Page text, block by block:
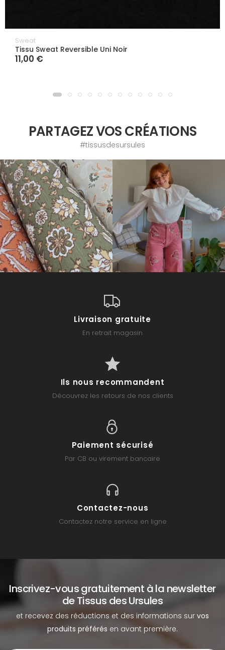
Sweat
Tissu Sweat Reversible Uni Noir
11,00 €
PARTAGEZ VOS CRÉATIONS
#tissusdesursules
Livraison gratuite
En retrait magasin
Ils nous recommandent
Découvrez les retours de nos clients
Paiement sécurisé
Par CB ou virement bancaire
Contactez-nous
Contactez notre service en ligne
Inscrivez-vous gratuitement à la newsletter
de Tissus des Ursules
et recevez des réductions et des informations sur vos
produits préférés en avant première.